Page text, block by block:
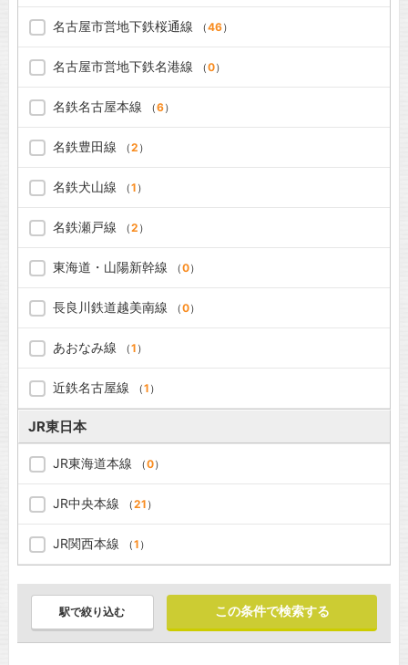
名古屋市営地下鉄桜通線 （46）
名古屋市営地下鉄名港線 （0）
名鉄名古屋本線 （6）
名鉄豊田線 （2 ）
名鉄犬山線 （1 ）
名鉄瀬戸線 （2 ）
東海道・山陽新幹線 （0）
長良川鉄道越美南線 （0）
あおなみ線 （1 ）
近鉄名古屋線 （1 ）
JR東日本
JR東海道本線 （0）
JR中央本線 （21 ）
JR関西本線 （1 ）
駅で絞り込む